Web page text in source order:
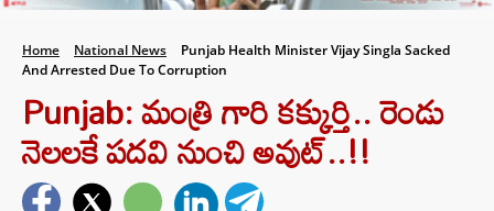
Home National News
Punjab Health Minister Vijay Singla Sacked
And Arrested Due To Corruption
Punjab: మంత్రి గారి కక్కుర్తి.. రెండు
నెలలకే పదవి నుంచి అవుట్..!!